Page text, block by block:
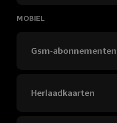
MOBIEL
Gsm-abonnementen
Herlaadkaarten